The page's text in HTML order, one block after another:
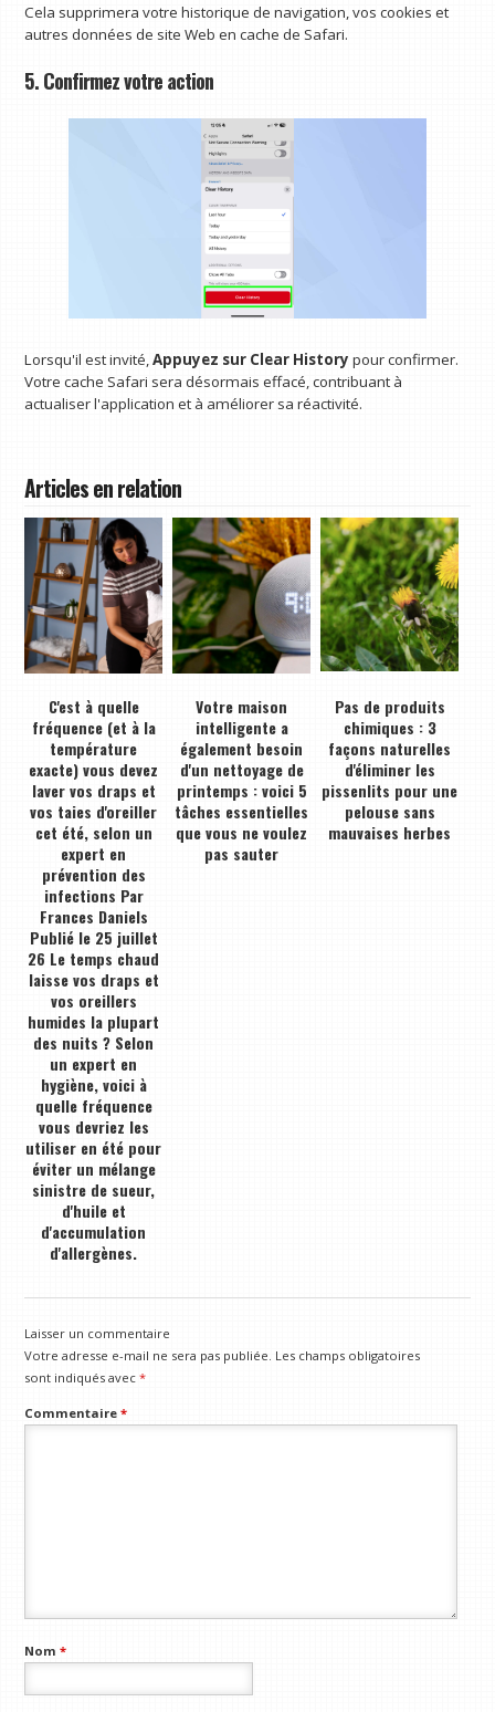
Cela supprimera votre historique de navigation, vos cookies et
autres données de site Web en cache de Safari.
5. Confirmez votre action
Lorsqu'il est invité,Appuyez sur Clear History pour confirmer.
Votre cache Safari sera désormais effacé, contribuant à
actualiser l'application et à améliorer sa réactivité.
Articles en relation
C'est à quelle
fréquence (et à la
température
exacte) vous devez
laver vos draps et
vos taies d'oreiller
cet été, selon un
expert en
prévention des
infections Par
Frances Daniels
Publié le 25 juillet
26 Le temps chaud
laisse vos draps et
vos oreillers
humides la plupart
des nuits ? Selon
un expert en
hygiène, voici à
quelle fréquence
vous devriez les
utiliser en été pour
éviter un mélange
sinistre de sueur,
d'huile et
d'accumulation
d'allergènes.
Votre maison
intelligente a
également besoin
d'un nettoyage de
printemps : voici 5
tâches essentielles
que vous ne voulez
pas sauter
Pas de produits
chimiques : 3
façons naturelles
d'éliminer les
pissenlits pour une
pelouse sans
mauvaises herbes
Laisser un commentaire
Votre adresse e-mail ne sera pas publiée. Les champs obligatoires
sont indiqués avec*
Commentaire*
Nom*